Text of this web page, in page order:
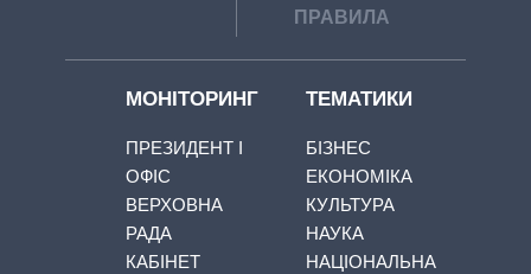
ПРАВИЛА
МОНІТОРИНГ
ПРЕЗИДЕНТ І
ОФІС
ВЕРХОВНА
РАДА
КАБІНЕТ
ТЕМАТИКИ
БІЗНЕС
ЕКОНОМІКА
КУЛЬТУРА
НАУКА
НАЦІОНАЛЬНА